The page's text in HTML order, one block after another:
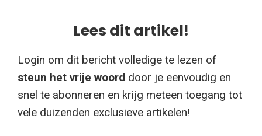
Lees dit artikel!
Login om dit bericht volledige te lezen of
steun het vrije woord door je eenvoudig en
snel te abonneren en krijg meteen toegang tot
vele duizenden exclusieve artikelen!